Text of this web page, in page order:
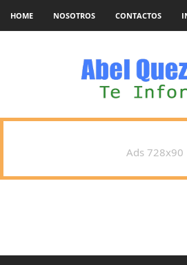
HOME NOSOTROS CONTACTOS
Ads 728x90